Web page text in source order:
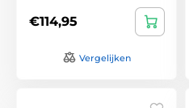
€114,95
Vergelijken